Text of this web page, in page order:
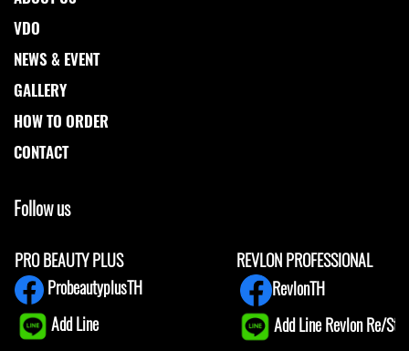
VDO
NEWS & EVENT
GALLERY
HOW TO ORDER
CONTACT
Follow us
PRO BEAUTY PLUS
REVLON PROFESSIONAL
ProbeautyplusTH
RevlonTH
Add Line
Add Line Revlon Re/